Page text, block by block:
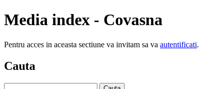
Media index - Covasna
Pentru acces in aceasta sectiune va invitam sa va autentificati.
Cauta